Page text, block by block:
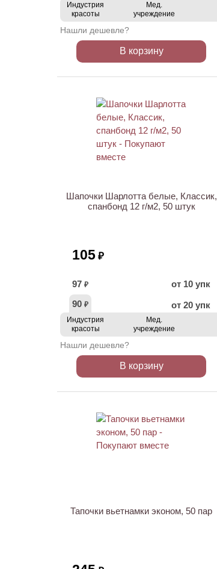
Индустрия
красоты
Мед.
учреждение
Нашли дешевле?
В корзину
Шапочки Шарлотта белые, Классик,
спанбонд 12 г/м2, 50 штук
105 ₽
97 ₽
от 10 упк
90 ₽ от 20 упк
Индустрия
красоты
Мед.
учреждение
Нашли дешевле?
В корзину
Тапочки вьетнамки эконом, 50 пар